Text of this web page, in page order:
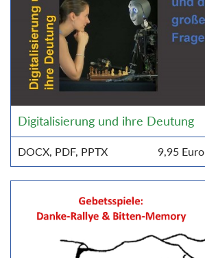
Digitalisierung und ihre Deutung
DOCX, PDF, PPTX 9,95 Euro